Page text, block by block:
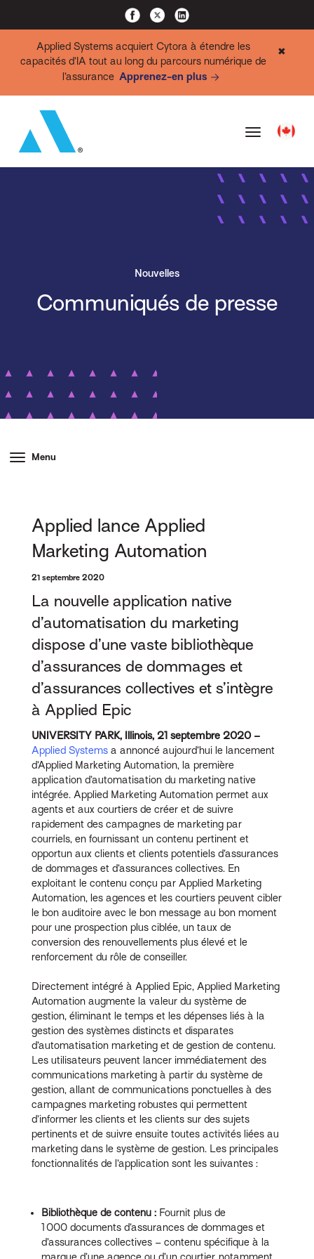
Applied Systems acquiert Cytora à étendre les
capacités d’IA tout au long du parcours numérique de
l’assurance Apprenez-en plus
✖
Nouvelles
Communiqués de presse
Menu
Applied lance Applied
Marketing Automation
21 septembre 2020
La nouvelle application native
d’automatisation du marketing
dispose d’une vaste bibliothèque
d’assurances de dommages et
d’assurances collectives et s’intègre
à Applied Epic
UNIVERSITY PARK, Illinois, 21 septembre 2020 –
Applied Systems a annoncé aujourd’hui le lancement
d’Applied Marketing Automation, la première
application d’automatisation du marketing native
intégrée. Applied Marketing Automation permet aux
agents et aux courtiers de créer et de suivre
rapidement des campagnes de marketing par
courriels, en fournissant un contenu pertinent et
opportun aux clients et clients potentiels d’assurances
de dommages et d’assurances collectives. En
exploitant le contenu conçu par Applied Marketing
Automation, les agences et les courtiers peuvent cibler
le bon auditoire avec le bon message au bon moment
pour une prospection plus ciblée, un taux de
conversion des renouvellements plus élevé et le
renforcement du rôle de conseiller.
Directement intégré à Applied Epic, Applied Marketing
Automation augmente la valeur du système de
gestion, éliminant le temps et les dépenses liés à la
gestion des systèmes distincts et disparates
d’automatisation marketing et de gestion de contenu.
Les utilisateurs peuvent lancer immédiatement des
communications marketing à partir du système de
gestion, allant de communications ponctuelles à des
campagnes marketing robustes qui permettent
d’informer les clients et les clients sur des sujets
pertinents et de suivre ensuite toutes activités liées au
marketing dans le système de gestion. Les principales
fonctionnalités de l’application sont les suivantes :
Bibliothèque de contenu : Fournit plus de
1 000 documents d’assurances de dommages et
d’assurances collectives – contenu spécifique à la
marque d’une agence ou d’un courtier, notamment